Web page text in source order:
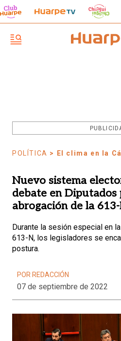
POLÍTICA > El clima en la
Nuevo sistema
debate en Diputados
abrogación de la
Durante la sesión especial en
613-N, los legisladores se
postura.
POR REDACCIÓN
07 de septiembre de 2022